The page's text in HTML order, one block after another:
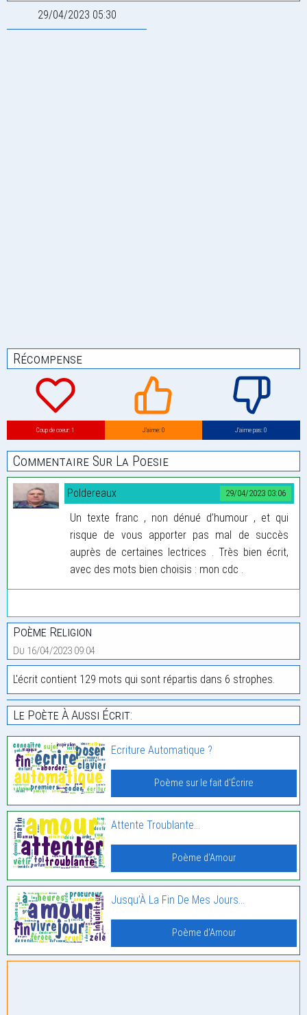
29/04/2023 05:30
Récompense
Coup de coeur: 1 J’aime: 0 J’aime pas: 0
Commentaire Sur La Poesie
29/04/2023 03:06
Poldereaux
Un texte franc , non dénué d’humour , et qui
risque de vous apporter pas mal de succès
auprès de certaines lectrices . Très bien écrit,
avec des mots bien choisis : mon cdc .
Poème Religion
Du 16/04/2023 09:04
L'écrit contient 129 mots qui sont répartis dans 6 strophes.
Le Poète À Aussi Écrit:
Ecriture Automatique ?
Poème sur le fait d'Écrire
Attente Troublante…
Poème d'Amour
Jusqu’À La Fin De Mes Jours…
Poème d'Amour